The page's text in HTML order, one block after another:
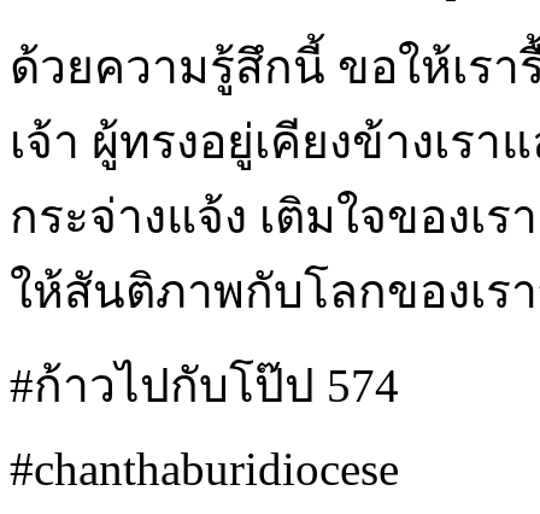
ด้วยความรู้สึกนี้ ขอให้เร
เจ้า ผู้ทรงอยู่เคียงข้างเร
กระจ่างแจ้ง เติมใจของเ
ให้สันติภาพกับโลกของเร
#ก้าวไปกับโป๊ป 574
#chanthaburidiocese